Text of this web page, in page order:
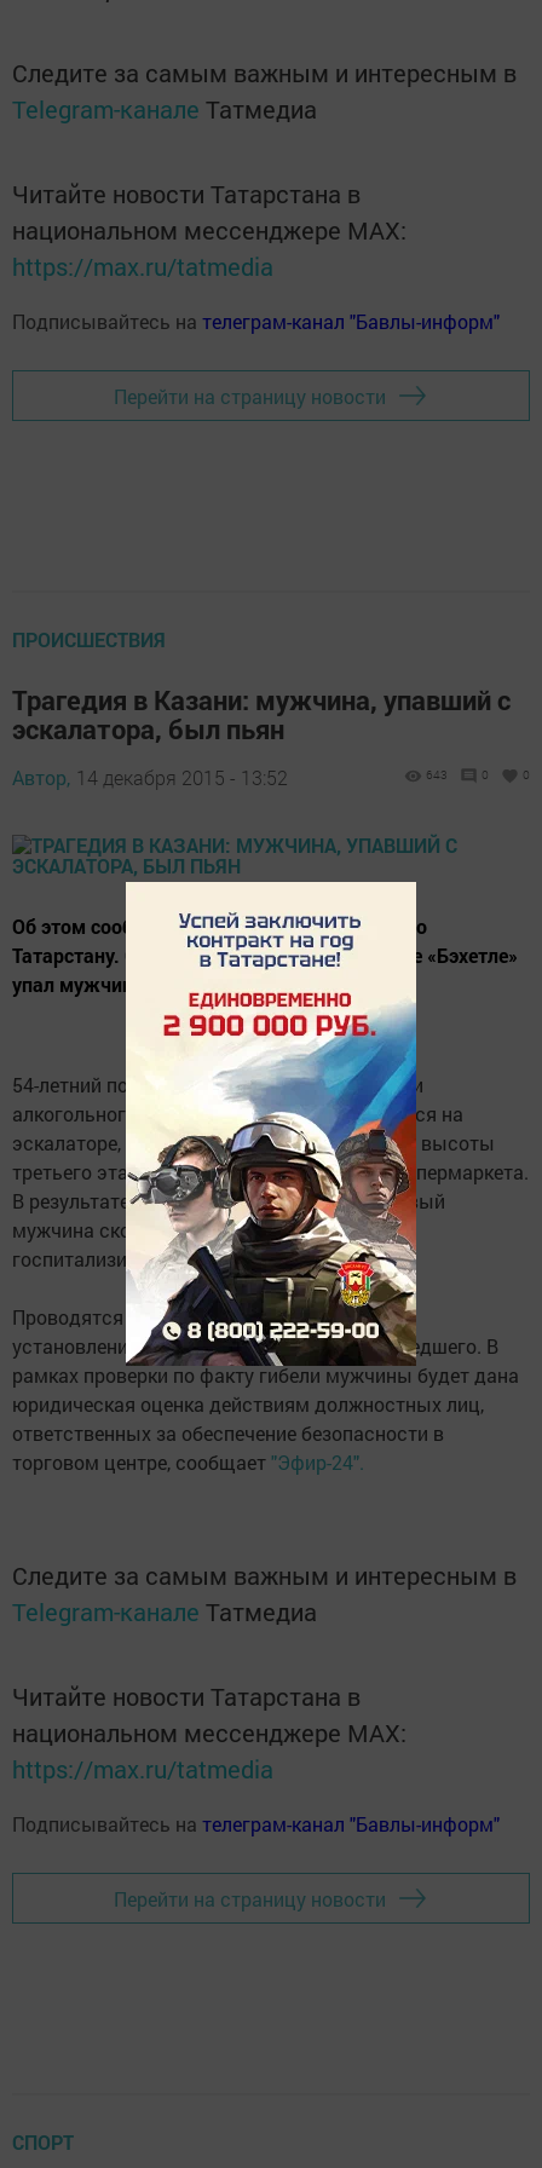
Следите за самым важным и интересным в
Telegram-канале Татмедиа
Читайте новости Татарстана в
национальном мессенджере MАХ:
https://max.ru/tatmedia
Подписывайтесь на телеграм-канал "Бавлы-информ"
Перейти на страницу новости
ПРОИСШЕСТВИЯ
Трагедия в Казани: мужчина, упавший с
эскалатора, был пьян
Автор, 14 декабря 2015 - 13:52 643 0 0
Об этом сообщили в пресс-службе СУ СКР по
Татарстану. С эскалатора в торговом центре «Бэхетле»
упал мужчина 1961 года рождения.
54-летний посетитель, находясь в состоянии
алкогольного опьянения, пытался спуститься на
эскалаторе, но потерял равновесие и упал с высоты
третьего этажа на 63-летнего посетителя супермаркета.
В результате полученных повреждений первый
мужчина скончался на месте, другой -
госпитализирован с травмами головы.
Проводятся мероприятия, направленные на
установление всех обстоятельств произошедшего. В
рамках проверки по факту гибели мужчины будет дана
юридическая оценка действиям должностных лиц,
ответственных за обеспечение безопасности в
торговом центре, сообщает "Эфир-24".
Следите за самым важным и интересным в
Telegram-канале Татмедиа
Читайте новости Татарстана в
национальном мессенджере MАХ:
https://max.ru/tatmedia
Подписывайтесь на телеграм-канал "Бавлы-информ"
Перейти на страницу новости
СПОРТ